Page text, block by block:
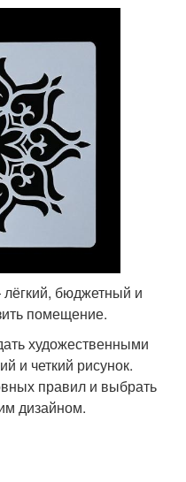
бюджетный и
помещение.
художественными
и четкий рисунок.
правил и выбрать
дизайном.